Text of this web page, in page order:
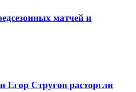
матчей и
Егор Стругов расторгли